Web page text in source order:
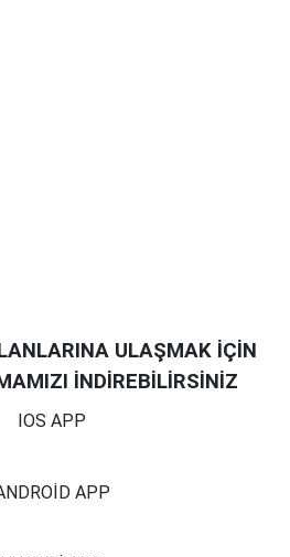
ULAŞMAK İÇİN
İNDİREBİLİRSİNİZ